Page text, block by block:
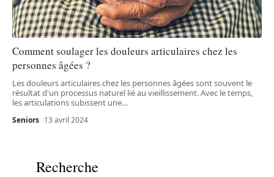
Comment soulager les douleurs articulaires chez les
personnes âgées ?
Les douleurs articulaires chez les personnes âgées sont souvent le
résultat d'un processus naturel lié au vieillissement. Avec le temps,
les articulations subissent une…
Seniors 13 avril 2024
Recherche